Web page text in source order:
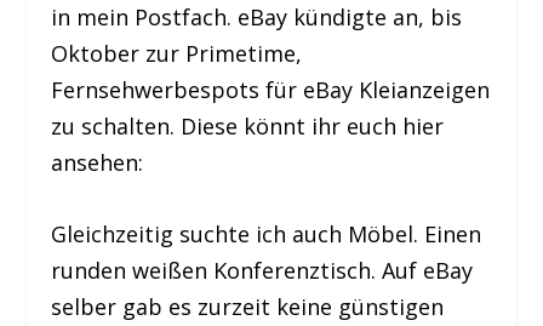
in mein Postfach. eBay kündigte an, bis
Oktober zur Primetime,
Fernsehwerbespots für eBay Kleianzeigen
zu schalten. Diese könnt ihr euch hier
ansehen:
Gleichzeitig suchte ich auch Möbel. Einen
runden weißen Konferenztisch. Auf eBay
selber gab es zurzeit keine günstigen